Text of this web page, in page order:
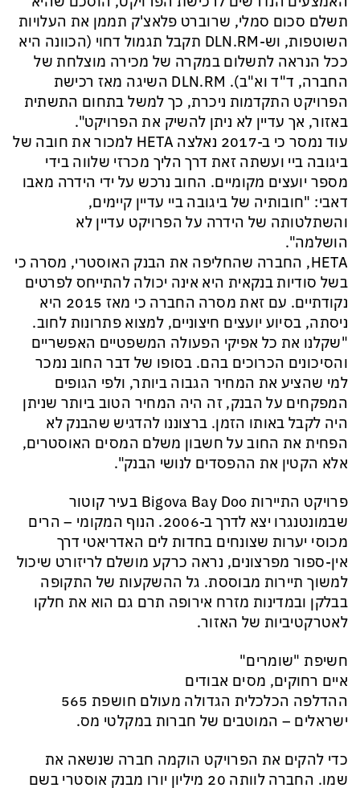
תשלם סכום סמלי, שרוברט פלאצ'ק תממן את העלויות
השוטפות, וש-DLN.RM תקבל תגמול דחוי (הכוונה היא
ככל הנראה לתשלום במקרה של מכירה מוצלחת של
החברה, ד"ד וא"ב). DLN.RM השיגה מאז רכישת
הפרויקט התקדמות ניכרת, כך למשל בתחום התשתית
באזור, אך עדיין לא ניתן להשיק את הפרויקט".
עוד נמסר כי ב-2017 נאלצה HETA למכור את חובה של
ביגובה ביי ועשתה זאת דרך הליך מכרזי שלווה בידי
מספר יועצים מקומיים. החוב נרכש על ידי הידרה מאבו
דאבי: "חובותיה של ביגובה ביי עדיין קיימים,
והשתלטותה של הידרה על הפרויקט עדיין לא
הושלמה".
‏HETA, החברה שהחליפה את הבנק האוסטרי, מסרה כי
בשל סודיות בנקאית היא אינה יכולה להתייחס לפרטים
נקודתיים. עם זאת מסרה החברה כי מאז 2015 היא
ניסתה, בסיוע יועצים חיצוניים, למצוא פתרונות לחוב.
"שקלנו את כל אפיקי הפעולה המשפטיים האפשריים
והסיכונים הכרוכים בהם. בסופו של דבר החוב נמכר
למי שהציע את המחיר הגבוה ביותר, ולפי הגופים
המפקחים על הבנק, זה היה המחיר הטוב ביותר שניתן
היה לקבל באותו הזמן. ברצוננו להדגיש שהבנק לא
הפחית את החוב על חשבון משלם המסים האוסטרים,
אלא הקטין את ההפסדים לנושי הבנק".
פרויקט התיירות Bigova Bay Doo בעיר קוטור
שבמונטנגרו יצא לדרך ב-2006. הנוף המקומי – הרים
מכוסי יערות שצונחים בחדות לים האדריאטי דרך
אין-ספור מפרצונים, נראה כרקע מושלם לריזורט שיכול
למשוך תיירות מבוססת. גל ההשקעות של התקופה
בבלקן ובמדינות מזרח אירופה תרם גם הוא את חלקו
לאטרקטיביות של האזור.
חשיפת "שומרים"
איים רחוקים, מסים אבודים
ההדלפה הכלכלית הגדולה מעולם חושפת 565
ישראלים – המוטבים של חברות במקלטי מס.
כדי להקים את הפרויקט הוקמה חברה שנשאה את
שמו. החברה לוותה 20 מיליון יורו מבנק אוסטרי בשם